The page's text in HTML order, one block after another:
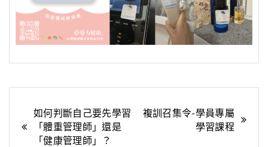
文
如何判斷自己要先學習
「體重管理師」還是
「健康管理師」？
複訓召集令-學員專屬
學習課程